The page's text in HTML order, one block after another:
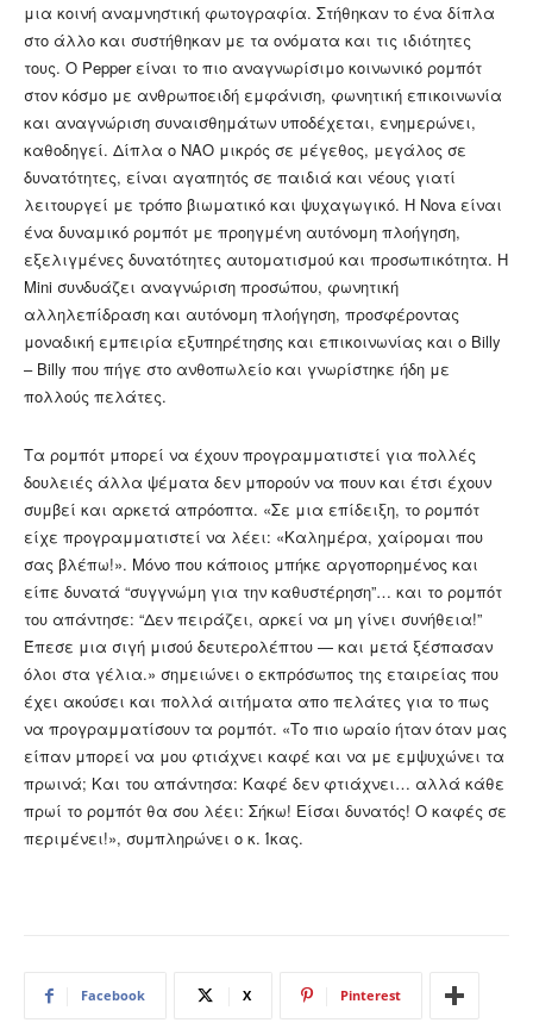
μια κοινή αναμνηστική φωτογραφία. Στήθηκαν το ένα δίπλα
στο άλλο και συστήθηκαν με τα ονόματα και τις ιδιότητες
τους. Ο Pepper είναι το πιο αναγνωρίσιμο κοινωνικό ρομπότ
στον κόσμο με ανθρωποειδή εμφάνιση, φωνητική επικοινωνία
και αναγνώριση συναισθημάτων υποδέχεται, ενημερώνει,
καθοδηγεί. Δίπλα ο NAO μικρός σε μέγεθος, μεγάλος σε
δυνατότητες, είναι αγαπητός σε παιδιά και νέους γιατί
λειτουργεί με τρόπο βιωματικό και ψυχαγωγικό. Η Nova είναι
ένα δυναμικό ρομπότ με προηγμένη αυτόνομη πλοήγηση,
εξελιγμένες δυνατότητες αυτοματισμού και προσωπικότητα. Η
Mini συνδυάζει αναγνώριση προσώπου, φωνητική
αλληλεπίδραση και αυτόνομη πλοήγηση, προσφέροντας
μοναδική εμπειρία εξυπηρέτησης και επικοινωνίας και ο Billy
– Billy που πήγε στο ανθοπωλείο και γνωρίστηκε ήδη με
πολλούς πελάτες.
Τα ρομπότ μπορεί να έχουν προγραμματιστεί για πολλές
δουλειές άλλα ψέματα δεν μπορούν να πουν και έτσι έχουν
συμβεί και αρκετά απρόοπτα. «Σε μια επίδειξη, το ρομπότ
είχε προγραμματιστεί να λέει: «Καλημέρα, χαίρομαι που
σας βλέπω!». Μόνο που κάποιος μπήκε αργοπορημένος και
είπε δυνατά “συγγνώμη για την καθυστέρηση”… και το ρομπότ
του απάντησε: “Δεν πειράζει, αρκεί να μη γίνει συνήθεια!”
Έπεσε μια σιγή μισού δευτερολέπτου — και μετά ξέσπασαν
όλοι στα γέλια.» σημειώνει ο εκπρόσωπος της εταιρείας που
έχει ακούσει και πολλά αιτήματα απο πελάτες για το πως
να προγραμματίσουν τα ρομπότ. «Το πιο ωραίο ήταν όταν μας
είπαν μπορεί να μου φτιάχνει καφέ και να με εμψυχώνει τα
πρωινά; Και του απάντησα: Καφέ δεν φτιάχνει… αλλά κάθε
πρωί το ρομπότ θα σου λέει: Σήκω! Είσαι δυνατός! Ο καφές σε
περιμένει!», συμπληρώνει ο κ. Ίκας.
Facebook X Pinterest